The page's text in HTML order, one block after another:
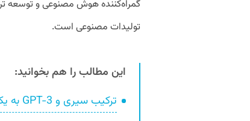
گمراه‌کننده هوش مصنوعی و توسعه
تولیدات مصنوعی است.
این مطالب را هم بخوانید:
ترکیب سیری و GPT-3 به یک دستیار صوتی فوق‌هوشمند تبدیل شد